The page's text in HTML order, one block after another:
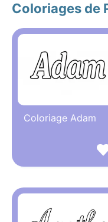
Coloriages de
Coloriage Adam